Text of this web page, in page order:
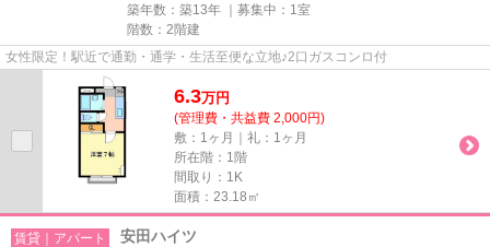
築年数：築13年 ｜募集中： 1室
階数：2階建
女性限定！駅近で通勤・通学・生活至便な立地♪2口ガスコンロ付
6.3万円
(管理費・共益費 2,000円)
敷：1ヶ月｜礼：1ヶ月
所在階：1階
間取り：1K
面積：23.18㎡
賃貸｜アパート 安田ハイツ